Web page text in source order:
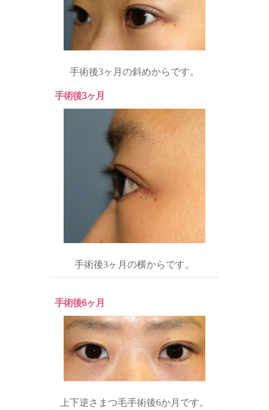
手術後3ヶ月の斜めからです。
手術後3ヶ月
手術後3ヶ月の横からです。
手術後6ヶ月
上下逆さまつ毛手術後6か月です。